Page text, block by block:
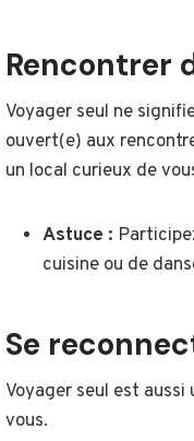
Rencontrer
Voyager seul ne
ouvert(e) aux
un local curieux de
Astuce :
cuisine ou de
Se
Voyager seul est
vous.